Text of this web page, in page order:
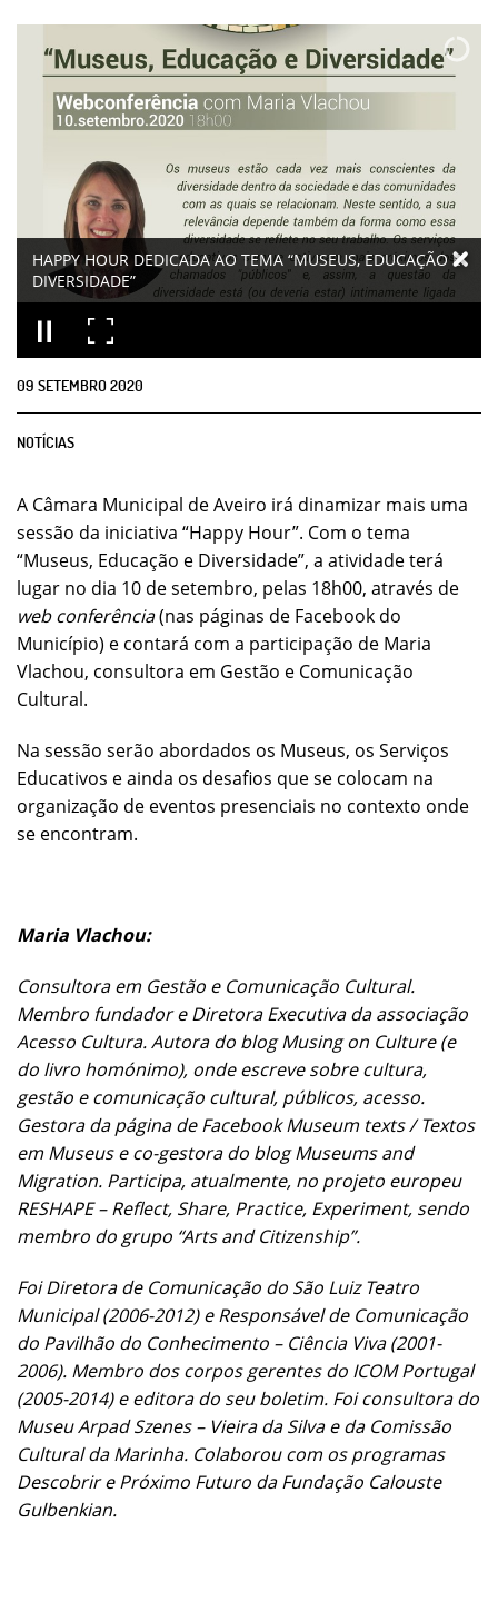
HAPPY HOUR DEDICADA AO TEMA “MUSEUS, EDUCAÇÃO E
DIVERSIDADE”
09 SETEMBRO2020
NOTÍCIAS
A Câmara Municipal de Aveiro irá dinamizar mais uma
sessão da iniciativa “Happy Hour”. Com o tema
“Museus, Educação e Diversidade”, a atividade terá
lugar no dia 10 de setembro, pelas 18h00, através de
web conferência(nas páginas de Facebook do
Município) e contará com a participação de Maria
Vlachou, consultora em Gestão e Comunicação
Cultural.
Na sessão serão abordados os Museus, os Serviços
Educativos e ainda os desafios que se colocam na
organização de eventos presenciais no contexto onde
se encontram.
Maria Vlachou:
Consultora em Gestão e Comunicação Cultural.
Membro fundador e Diretora Executiva da associação
Acesso Cultura. Autora do blog Musing on Culture (e
do livro homónimo), onde escreve sobre cultura,
gestão e comunicação cultural, públicos, acesso.
Gestora da página de Facebook Museum texts / Textos
em Museus e co-gestora do blog Museums and
Migration. Participa, atualmente, no projeto europeu
RESHAPE – Reflect, Share, Practice, Experiment, sendo
membro do grupo “Arts and Citizenship”.
Foi Diretora de Comunicação do São Luiz Teatro
Municipal (2006-2012) e Responsável de Comunicação
do Pavilhão do Conhecimento – Ciência Viva (2001-
2006). Membro dos corpos gerentes do ICOM Portugal
(2005-2014) e editora do seu boletim. Foi consultora do
Museu Arpad Szenes – Vieira da Silva e da Comissão
Cultural da Marinha. Colaborou com os programas
Descobrir e Próximo Futuro da Fundação Calouste
Gulbenkian.